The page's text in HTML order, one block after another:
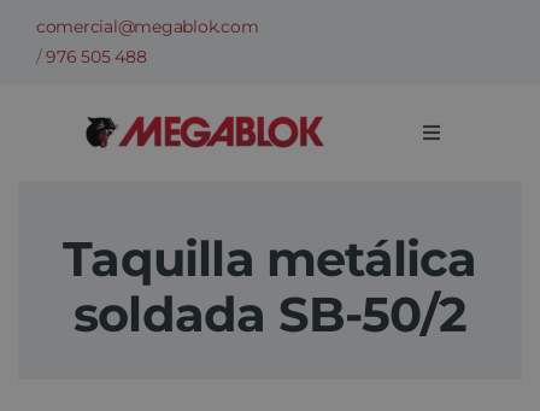
Saltarcomercial@megablok.com
/976 505 488
Toggle
Sectores
Taquilla metálica
soldada SB-50/2